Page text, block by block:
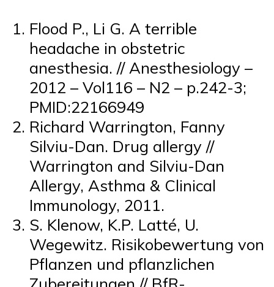
Flood P., Li G. A terrible
headache in obstetric
anesthesia. // Anesthesiology –
2012 – Vol116 – N2 – p.242-3;
PMID:22166949
Richard Warrington, Fanny
Silviu-Dan. Drug allergy //
Warrington and Silviu-Dan
Allergy, Asthma & Clinical
Immunology, 2011.
S. Klenow, K.P. Latté, U.
Wegewitz. Risikobewertung von
Pflanzen und pflanzlichen